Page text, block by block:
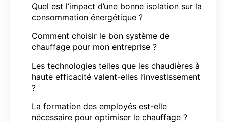
Quel est l’impact d’une bonne isolation sur la
consommation énergétique ?
Comment choisir le bon système de
chauffage pour mon entreprise ?
Les technologies telles que les chaudières à
haute efficacité valent-elles l’investissement
?
La formation des employés est-elle
nécessaire pour optimiser le chauffage ?